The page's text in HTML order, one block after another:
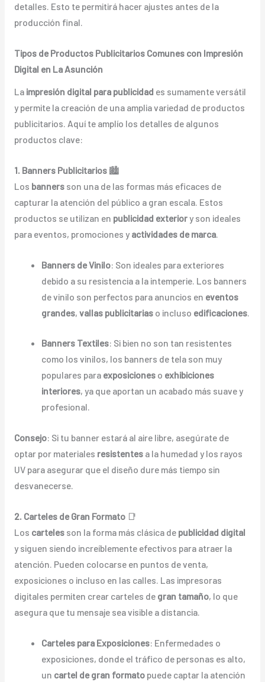
detalles. Esto te permitirá hacer ajustes antes de la
producción final.
Tipos de Productos Publicitarios Comunes con Impresión
Digital en La Asunción
La impresión digital para publicidad es sumamente versátil
y permite la creación de una amplia variedad de productos
publicitarios. Aquí te amplío los detalles de algunos
productos clave:
1. Banners Publicitarios🏙️
Los bannersson una de las formas más eficaces de
capturar la atención del público a gran escala. Estos
productos se utilizan en publicidad exteriory son ideales
para eventos, promociones y actividades de marca.
Banners de Vinilo: Son ideales para exteriores
debido a su resistencia a la intemperie. Los banners
de vinilo son perfectos para anuncios en eventos
grandes,vallas publicitarias o incluso edificaciones
Banners Textiles: Si bien no son tan resistentes
como los vinilos, los banners de tela son muy
populares para exposiciones o exhibiciones
interiores, ya que aportan un acabado más suave y
profesional.
Consejo: Si tu banner estará al aire libre, asegúrate de
optar por materiales resistentesa la humedad y los rayos
UV para asegurar que el diseño dure más tiempo sin
desvanecerse.
2. Carteles de Gran Formato📑
Los cartelesson la forma más clásica de publicidad digital
y siguen siendo increíblemente efectivos para atraer la
atención. Pueden colocarse en puntos de venta,
exposiciones o incluso en las calles. Las impresoras
digitales permiten crear carteles de gran tamaño, lo que
asegura que tu mensaje sea visible a distancia.
Carteles para Exposiciones: Enfermedades o
exposiciones, donde el tráfico de personas es alto,
un cartel de gran formato puede captar la atención